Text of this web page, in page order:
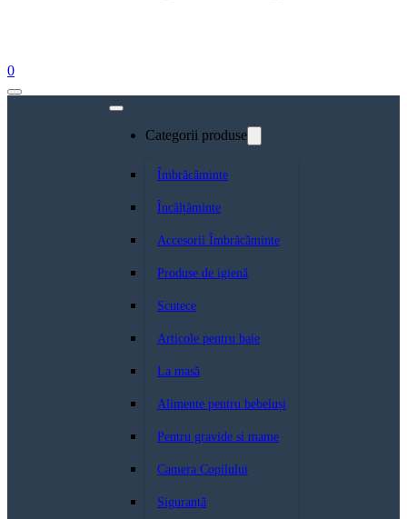
0
Categorii produse
Îmbrăcăminte
Încălțăminte
Accesorii Îmbrăcăminte
Produse de igienă
Scutece
Articole pentru baie
La masă
Alimente pentru bebeluși
Pentru gravide si mame
Camera Copilului
Siguranță